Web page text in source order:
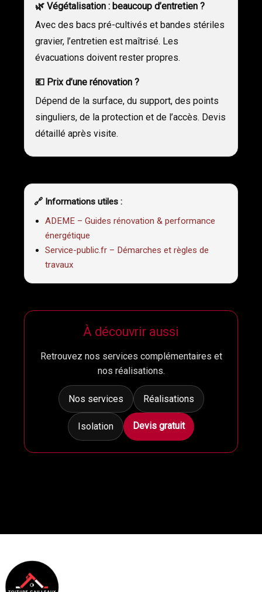
🌿 Végétalisation : beaucoup d’entretien ?
Avec des bacs pré-cultivés et bandes stériles
gravier, l’entretien est maîtrisé. Les
évacuations doivent rester propres.
💶 Prix d’une rénovation ?
Dépend de la surface, du support, des points
singuliers, de la protection et de l’accès. Devis
détaillé après visite.
🔗 Informations utiles :
ADEME – Guides rénovation & performance
énergétique
Service-public.fr – Démarches et règles de
travaux
À découvrir aussi
Retrouvez nos services complémentaires et
nos réalisations.
Nos services Réalisations
Isolation Devis gratuit